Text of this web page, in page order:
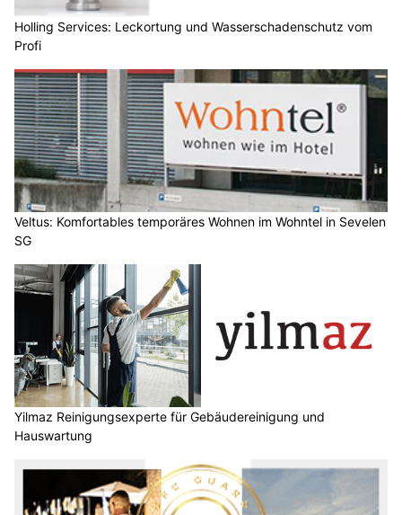
Holling Services: Leckortung und Wasserschadenschutz vom
Profi
Veltus: Komfortables temporäres Wohnen im Wohntel in Sevelen
SG
Yilmaz Reinigungsexperte für Gebäudereinigung und
Hauswartung